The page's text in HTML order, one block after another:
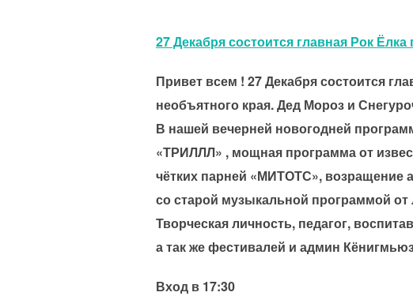
27 Декабря состоится главная Рок Ёлка
Привет всем ! 27 Декабря состоится
необъятного края. Дед Мороз и
В нашей вечерней новогодней
«ТРИЛЛЛ» , мощная программа от
чётких парней «МИТОТС»,
со старой музыкальной программой
Творческая личность, педагог,
а так же фестивалей и админ
Вход в 17:30